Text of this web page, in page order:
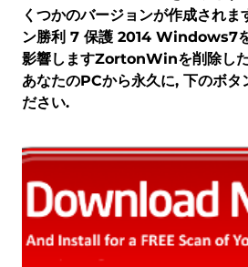
くつかのバージョンが作成されま
ン勝利 7 保護 2014 Windows7
影響しますZortonWinを削除し
あなたのPCから永久に, 下のボタ
ださい.